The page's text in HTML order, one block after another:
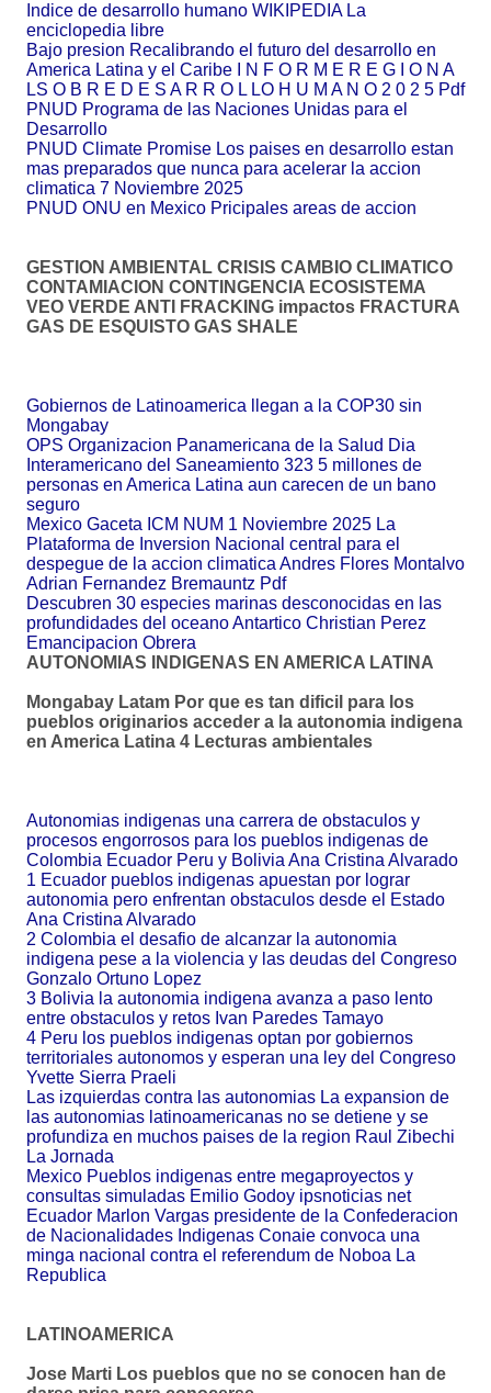
Indice de desarrollo humano WIKIPEDIA La
enciclopedia libre
Bajo presion Recalibrando el futuro del desarrollo en
America Latina y el Caribe I N F O R M E R E G I O N A
LS O B R E D E S A R R O L LO H U M A N O 2 0 2 5 Pdf
PNUD Programa de las Naciones Unidas para el
Desarrollo
PNUD Climate Promise Los paises en desarrollo estan
mas preparados que nunca para acelerar la accion
climatica 7 Noviembre 2025
PNUD ONU en Mexico Pricipales areas de accion
GESTION AMBIENTAL CRISIS CAMBIO CLIMATICO
CONTAMIACION CONTINGENCIA ECOSISTEMA
VEO VERDE ANTI FRACKING impactos FRACTURA
GAS DE ESQUISTO GAS SHALE
Gobiernos de Latinoamerica llegan a la COP30 sin
Mongabay
OPS Organizacion Panamericana de la Salud Dia
Interamericano del Saneamiento 323 5 millones de
personas en America Latina aun carecen de un bano
seguro
Mexico Gaceta ICM NUM 1 Noviembre 2025 La
Plataforma de Inversion Nacional central para el
despegue de la accion climatica Andres Flores Montalvo
Adrian Fernandez Bremauntz Pdf
Descubren 30 especies marinas desconocidas en las
profundidades del oceano Antartico Christian Perez
Emancipacion Obrera
AUTONOMIAS INDIGENAS EN AMERICA LATINA
Mongabay Latam Por que es tan dificil para los
pueblos originarios acceder a la autonomia indigena
en America Latina 4 Lecturas ambientales
Autonomias indigenas una carrera de obstaculos y
procesos engorrosos para los pueblos indigenas de
Colombia Ecuador Peru y Bolivia Ana Cristina Alvarado
1 Ecuador pueblos indigenas apuestan por lograr
autonomia pero enfrentan obstaculos desde el Estado
Ana Cristina Alvarado
2 Colombia el desafio de alcanzar la autonomia
indigena pese a la violencia y las deudas del Congreso
Gonzalo Ortuno Lopez
3 Bolivia la autonomia indigena avanza a paso lento
entre obstaculos y retos Ivan Paredes Tamayo
4 Peru los pueblos indigenas optan por gobiernos
territoriales autonomos y esperan una ley del Congreso
Yvette Sierra Praeli
Las izquierdas contra las autonomias La expansion de
las autonomias latinoamericanas no se detiene y se
profundiza en muchos paises de la region Raul Zibechi
La Jornada
Mexico Pueblos indigenas entre megaproyectos y
consultas simuladas Emilio Godoy ipsnoticias net
Ecuador Marlon Vargas presidente de la Confederacion
de Nacionalidades Indigenas Conaie convoca una
minga nacional contra el referendum de Noboa La
Republica
LATINOAMERICA
Jose Marti Los pueblos que no se conocen han de